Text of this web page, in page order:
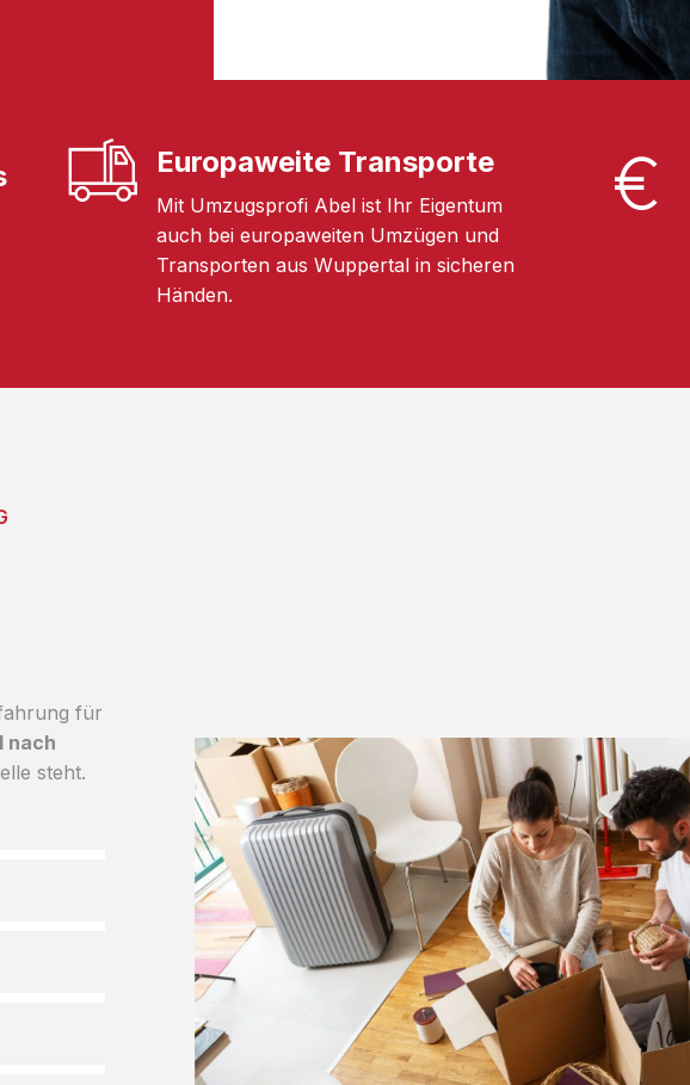
Europaweite Transporte
Mit Umzugsprofi Abel ist Ihr Eigentum
auch bei europaweiten Umzügen und
Transporten aus Wuppertal in sicheren
Händen.
für
nach
steht.